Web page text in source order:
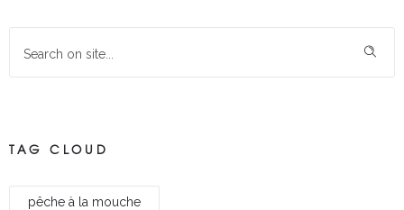
TAG CLOUD
pêche à la mouche